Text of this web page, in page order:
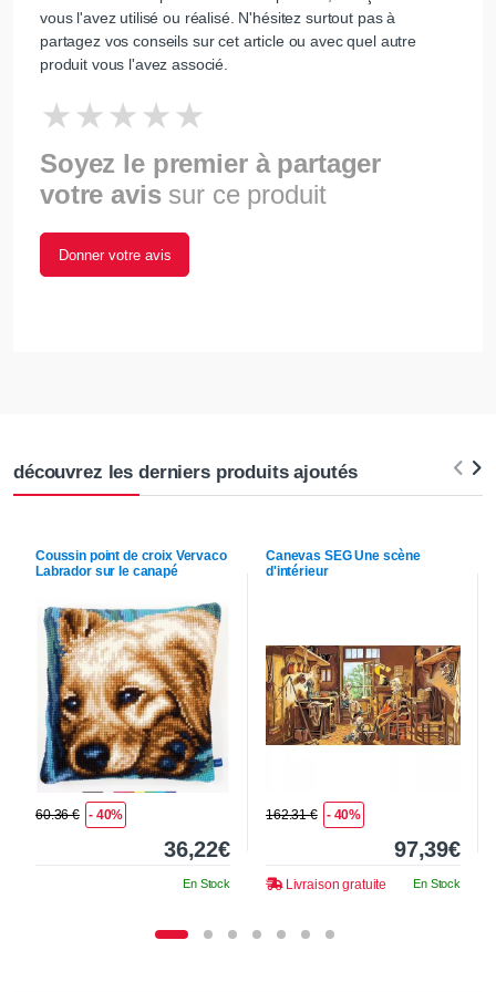
vous l'avez utilisé ou réalisé. N'hésitez surtout pas à
partagez vos conseils sur cet article ou avec quel autre
produit vous l'avez associé.
Soyez le premier à partager
votre avis sur ce produit
Donner votre avis
découvrez les derniers produits ajoutés
Coussin point de croix Vervaco
Labrador sur le canapé
60.36 € - 40%
36,22€
En Stock
Canevas SEGUne scène
d'intérieur
162.31 € - 40%
97,39€
Livraison gratuite En Stock